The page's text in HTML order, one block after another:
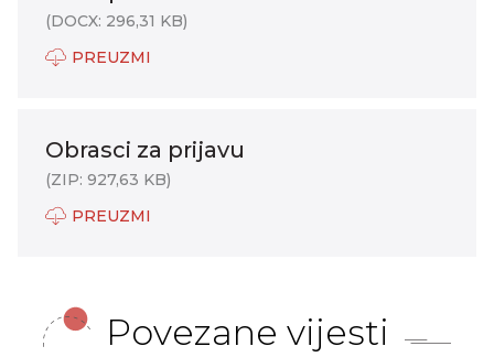
(DOCX: 296,31 KB)
PREUZMI
Obrasci za prijavu
(ZIP: 927,63 KB)
PREUZMI
Povezane vijesti